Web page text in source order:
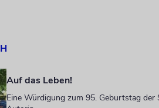
Auf das Leben!
Eine Würdigung zum 95. Geburtstag